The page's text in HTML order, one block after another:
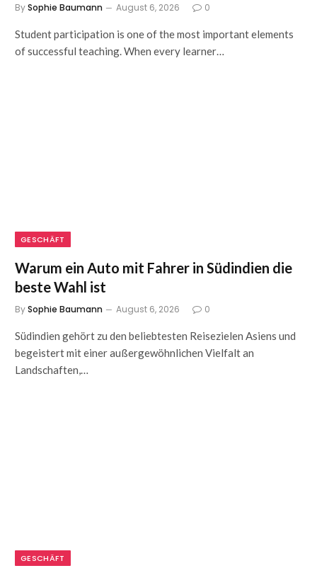
BySophie Baumann August 6, 2026 0
Student participation is one of the most important elements
of successful teaching. When every learner…
GESCHÄFT
Warum ein Auto mit Fahrer in Südindien die
beste Wahl ist
BySophie Baumann August 6, 2026 0
Südindien gehört zu den beliebtesten Reisezielen Asiens und
begeistert mit einer außergewöhnlichen Vielfalt an
Landschaften,…
GESCHÄFT